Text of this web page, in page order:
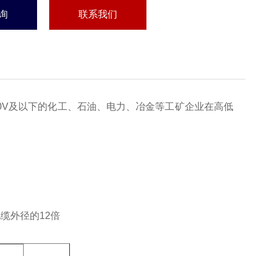
联系我们
及以下的化工、石油、电力、冶金等工矿企业在高低
外径的12倍